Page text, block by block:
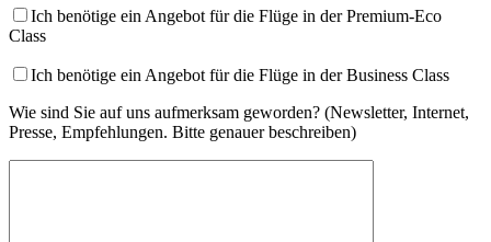
Ich benötige ein Angebot für die Flüge in der Premium-Eco
Class
Ich benötige ein Angebot für die Flüge in der Business Class
Wie sind Sie auf uns aufmerksam geworden? (Newsletter, Internet,
Presse, Empfehlungen. Bitte genauer beschreiben)